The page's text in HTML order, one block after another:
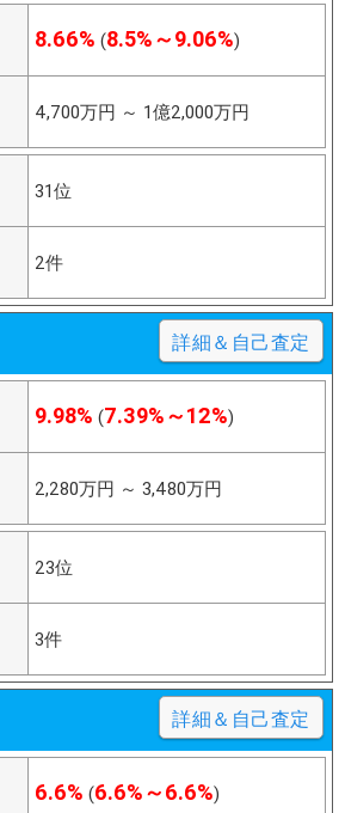
8.66% (8.5%～9.06%)
4,700万円 ～ 1億2,000万円
31位
2件
詳細＆自己査定
9.98% (7.39%～12%)
2,280万円 ～ 3,480万円
23位
3件
詳細＆自己査定
6.6% (6.6%～6.6%)